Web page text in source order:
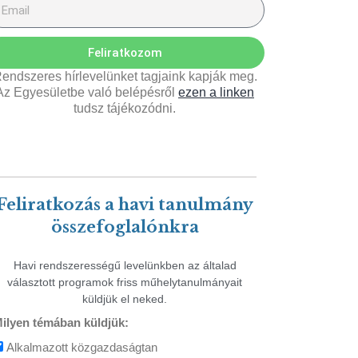
Feliratkozom
hírlevelünket tagjaink kapják meg.
Egyesületbe való belépésről ezen a linken
tudsz tájékozódni.
a havi tanulmány
összefoglalónkra
Havi rendszerességű levelünkben az általad
választott programok friss műhelytanulmányait
küldjük el neked.
témában küldjük:
Alkalmazott közgazdaságtan